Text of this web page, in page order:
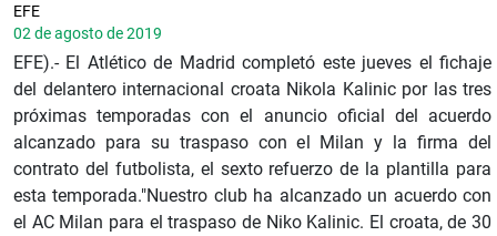
EFE
02 de agosto de 2019
EFE).- El Atlético de Madrid completó este jueves el fichaje
del delantero internacional croata Nikola Kalinic por las tres
próximas temporadas con el anuncio oficial del acuerdo
alcanzado para su traspaso con el Milan y la firma del
contrato del futbolista, el sexto refuerzo de la plantilla para
esta temporada."Nuestro club ha alcanzado un acuerdo con
el AC Milan para el traspaso de Niko Kalinic. El croata, de 30